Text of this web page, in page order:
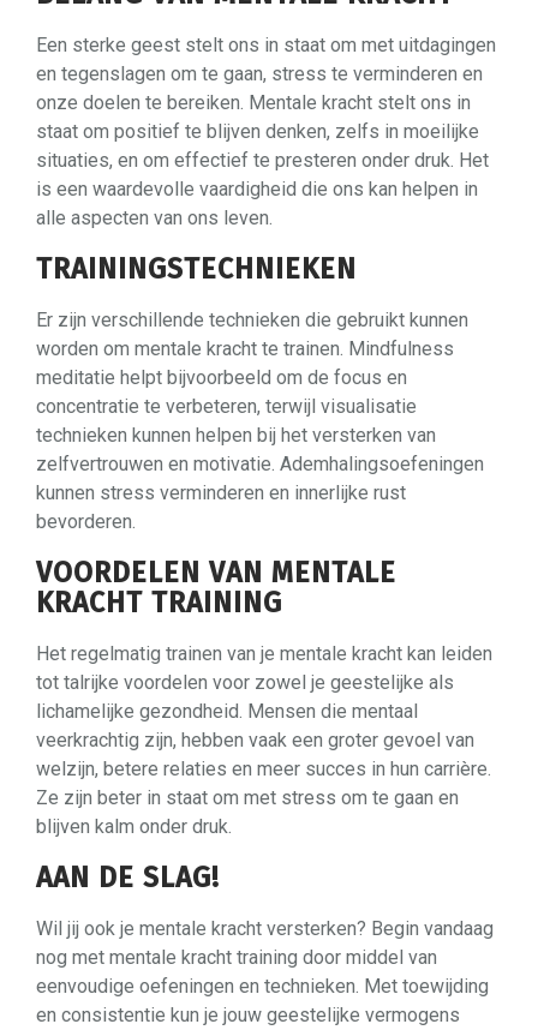
Een sterke geest stelt ons in staat om met uitdagingen
en tegenslagen om te gaan, stress te verminderen en
onze doelen te bereiken. Mentale kracht stelt ons in
staat om positief te blijven denken, zelfs in moeilijke
situaties, en om effectief te presteren onder druk. Het
is een waardevolle vaardigheid die ons kan helpen in
alle aspecten van ons leven.
TRAININGSTECHNIEKEN
Er zijn verschillende technieken die gebruikt kunnen
worden om mentale kracht te trainen. Mindfulness
meditatie helpt bijvoorbeeld om de focus en
concentratie te verbeteren, terwijl visualisatie
technieken kunnen helpen bij het versterken van
zelfvertrouwen en motivatie. Ademhalingsoefeningen
kunnen stress verminderen en innerlijke rust
bevorderen.
VOORDELEN VAN MENTALE
KRACHT TRAINING
Het regelmatig trainen van je mentale kracht kan leiden
tot talrijke voordelen voor zowel je geestelijke als
lichamelijke gezondheid. Mensen die mentaal
veerkrachtig zijn, hebben vaak een groter gevoel van
welzijn, betere relaties en meer succes in hun carrière.
Ze zijn beter in staat om met stress om te gaan en
blijven kalm onder druk.
AAN DE SLAG!
Wil jij ook je mentale kracht versterken? Begin vandaag
nog met mentale kracht training door middel van
eenvoudige oefeningen en technieken. Met toewijding
en consistentie kun je jouw geestelijke vermogens